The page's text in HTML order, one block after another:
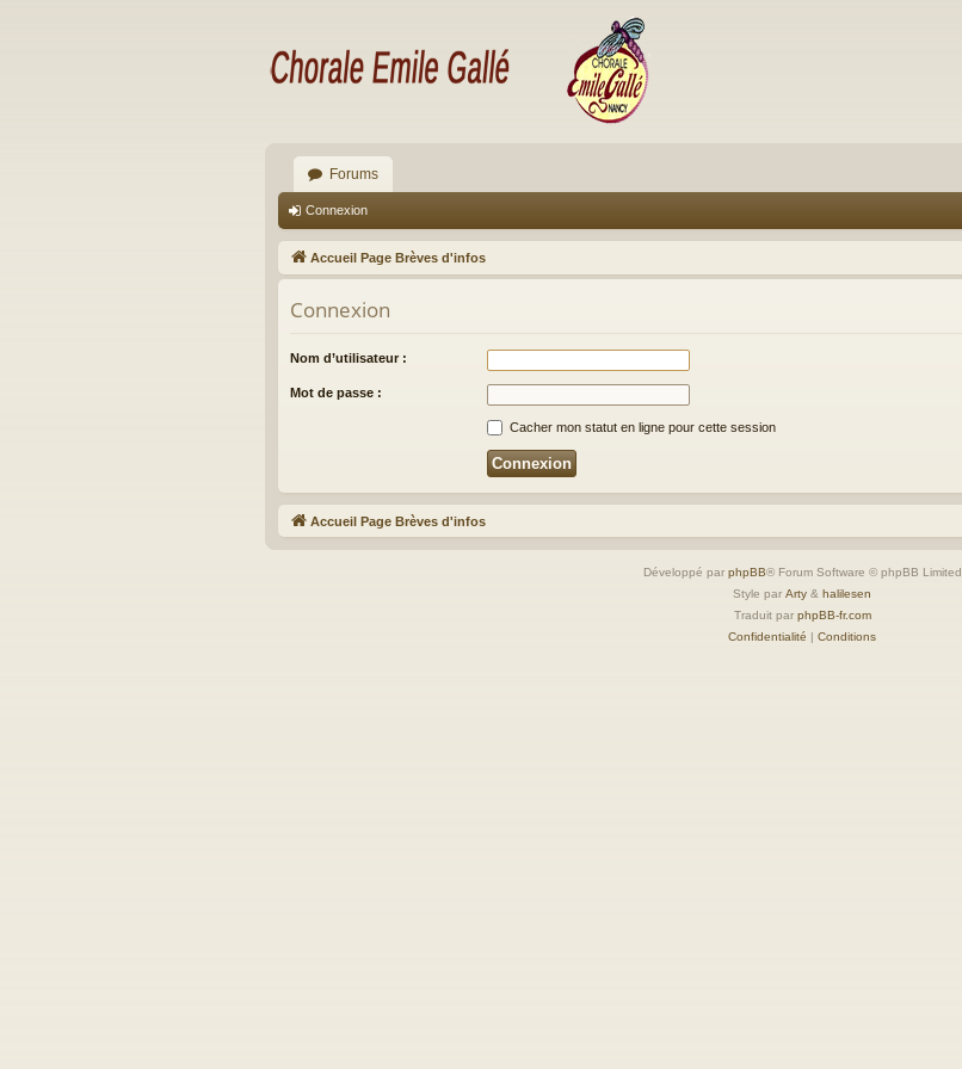
Forums
Connexion
Accueil Page Brèves d'infos
Connexion
Nom d’utilisateur :
Mot de passe :
Cacher mon statut en ligne pour cette session
Accueil Page Brèves d'infos
Développé par phpBB® Forum Software © phpBB Limited
Style par Arty & halilesen
Traduit par phpBB-fr.com
Confidentialité | Conditions